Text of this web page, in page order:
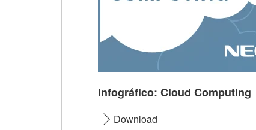
Infográfico: Cloud Computing
Download